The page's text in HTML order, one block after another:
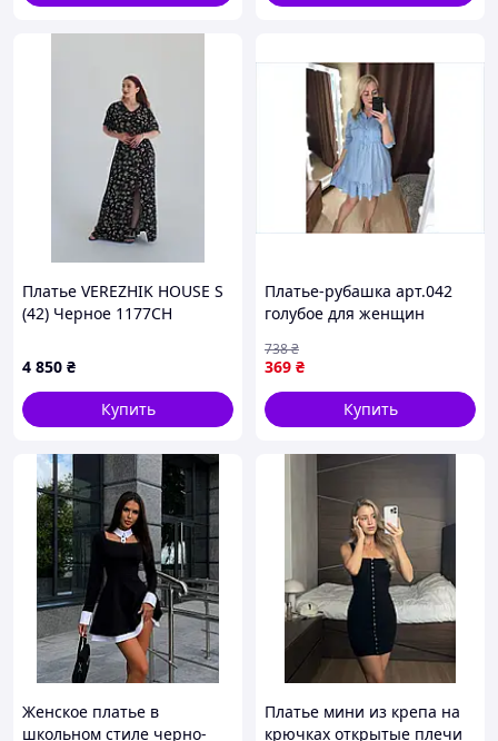
Платье VEREZHIK HOUSE S
(42) Черное 1177CH
4 850 ₴
Купить
Платье-рубашка арт.042
голубое для женщин
для повседневной носки
369 ₴
738₴
Купить
Женское платье в
школьном стиле черно-
Платье мини из крепа на
крючках открытые плечи